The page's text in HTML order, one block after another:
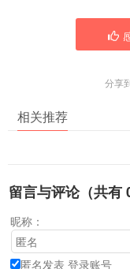
分享
相关推荐
留言与评论（共有
昵称：
匿名发表 登录账号